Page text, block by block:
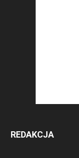
REDAKCJA